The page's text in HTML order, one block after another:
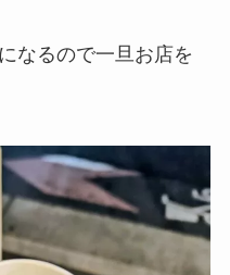
なるので一旦お店を